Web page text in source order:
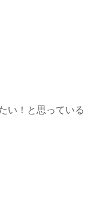
い！と思っている